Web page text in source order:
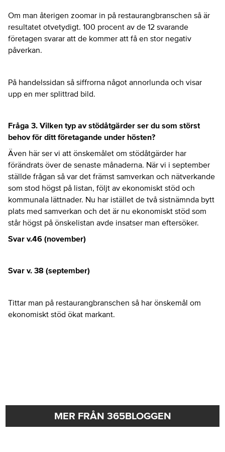
Om man återigen zoomar in på restaurangbranschen så är
resultatet otvetydigt. 100 procent av de 12 svarande
företagen svarar att de kommer att få en stor negativ
påverkan.
På handelssidan så siffrorna något annorlunda och visar
upp en mer splittrad bild.
Fråga 3. Vilken typ av stödåtgärder ser du som störst
behov för ditt företagande under hösten?
Även här ser vi att önskemålet om stödåtgärder har
förändrats över de senaste månaderna. När vi i september
ställde frågan så var det främst samverkan och nätverkande
som stod högst på listan, följt av ekonomiskt stöd och
kommunala lättnader. Nu har istället de två sistnämnda bytt
plats med samverkan och det är nu ekonomiskt stöd som
står högst på önskelistan avde insatser man eftersöker.
Svar v.46 (november)
Svar v. 38 (september)
Tittar man på restaurangbranschen så har önskemål om
ekonomiskt stöd ökat markant.
MER FRÅN 365BLOGGEN